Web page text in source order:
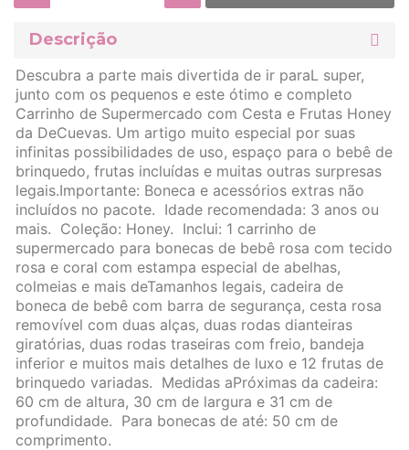
Descrição
Descubra a parte mais divertida de ir paraL super,
junto com os pequenos e este ótimo e completo
Carrinho de Supermercado com Cesta e Frutas Honey
da DeCuevas. Um artigo muito especial por suas
infinitas possibilidades de uso, espaço para o bebê de
brinquedo, frutas incluídas e muitas outras surpresas
legais.Importante: Boneca e acessórios extras não
incluídos no pacote. Idade recomendada: 3 anos ou
mais. Coleção: Honey. Inclui: 1 carrinho de
supermercado para bonecas de bebê rosa com tecido
rosa e coral com estampa especial de abelhas,
colmeias e mais deTamanhos legais, cadeira de
boneca de bebê com barra de segurança, cesta rosa
removível com duas alças, duas rodas dianteiras
giratórias, duas rodas traseiras com freio, bandeja
inferior e muitos mais detalhes de luxo e 12 frutas de
brinquedo variadas. Medidas aPróximas da cadeira:
60 cm de altura, 30 cm de largura e 31 cm de
profundidade. Para bonecas de até: 50 cm de
comprimento.